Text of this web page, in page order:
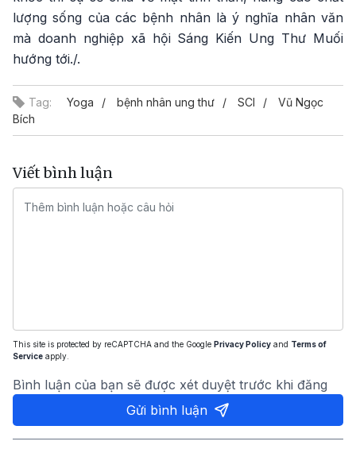
lượng sống của các bệnh nhân là ý nghĩa nhân văn
mà doanh nghiệp xã hội Sáng Kiến Ung Thư Muối
hướng tới./.
Tag: Yoga bệnh nhân ung thư SCI
Vũ Ngọc
Bích
Viết bình luận
This site is protected by reCAPTCHA and the Google Privacy Policy and Terms of
Service apply.
Bình luận của bạn sẽ được xét duyệt trước khi đăng
Gửi bình luận